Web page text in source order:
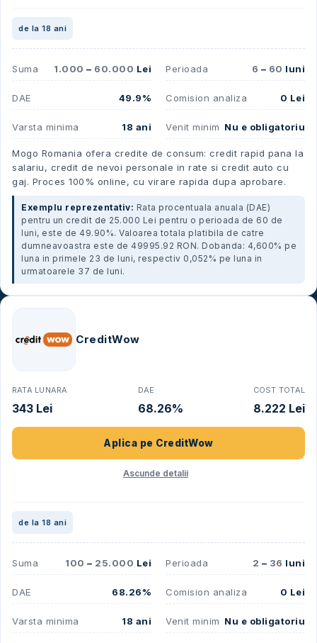
de la 18 ani
Suma 1.000 – 60.000 Lei Perioada 6 – 60 luni
DAE 49.9% Comision analiza 0 Lei
Varsta minima 18 ani Venit minim Nu e obligatoriu
Mogo Romania ofera credite de consum: credit rapid pana la
salariu, credit de nevoi personale in rate si credit auto cu
gaj. Proces 100% online, cu virare rapida dupa aprobare.
Exemplu reprezentativ: Rata procentuala anuala (DAE)
pentru un credit de 25.000 Lei pentru o perioada de 60 de
luni, este de 49.90%. Valoarea totala platibila de catre
dumneavoastra este de 49995.92 RON. Dobanda: 4,600% pe
luna in primele 23 de luni, respectiv 0,052% pe luna in
urmatoarele 37 de luni.
CreditWow
RATA LUNARA
343 Lei
DAE
68.26%
COST TOTAL
8.222 Lei
Aplica pe CreditWow
Ascunde detalii
de la 18 ani
Suma 100 – 25.000 Lei Perioada 2 – 36 luni
DAE 68.26% Comision analiza 0 Lei
Varsta minima 18 ani Venit minim Nu e obligatoriu